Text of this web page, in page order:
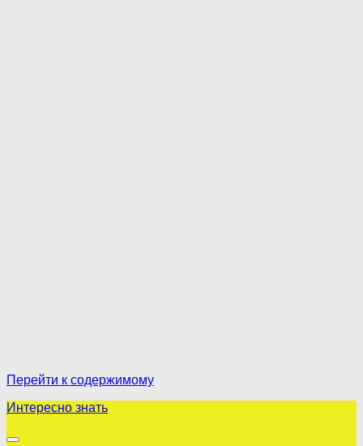
Перейти к содержимому
Интересно знать